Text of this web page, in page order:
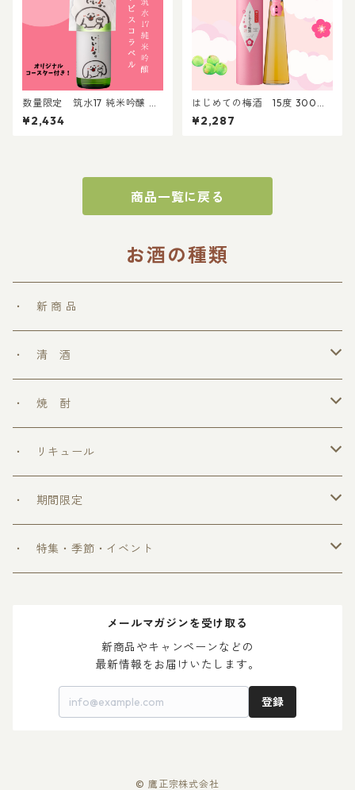
数量限定 筑水17 純米吟醸 パ
ントビスコラベル 720ml │パ
ントビスココラボ ぺろち 純米
¥2,434
はじめての梅酒 15度 300ml
｜贈答 プレゼント 家飲み 贈り
物 晩酌 梅酒 リキュール
¥2,287
商品一覧に戻る
お酒の種類
・ 新 商 品
・ 清 酒
勝鷹
・ 焼 酎
＞ めちゃうまシリーズ
・ リキュール
＞ ウフフの乳酸菌シリーズ
＞ 爽和場シリーズ
・ 期間限定
＞ 爽和場セット
・ 特集・季節・イベント
＞ 母の日 2024
メールマガジンを受け取る
新商品やキャンペーンなどの
最新情報をお届けいたします。
登録
© 鷹正宗株式会社